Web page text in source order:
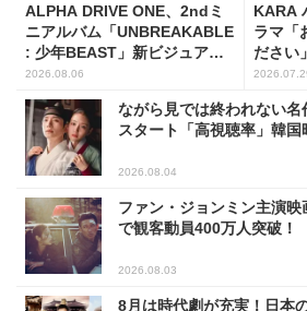
ALPHA DRIVE ONE、2ndミ
ニアルバム「UNBREAKABLE
: 少年BEAST」新ビジュアル
解禁！
2026.08.06
KARA
ラマ「
ださい
ながら見では終われない
スタート「高視聴率」韓国
2026.08.04
ファン・ジョンミン主演映
で観客動員400万人突破！
2026.08.03
8月は時代劇が充実！日本